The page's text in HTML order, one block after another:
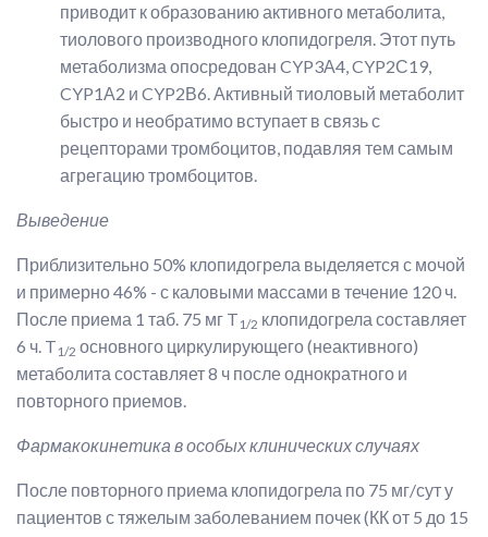
приводит к образованию активного метаболита,
тиолового производного клопидогреля. Этот путь
метаболизма опосредован CYP3А4, CYP2С19,
CYP1А2 и CYP2В6. Активный тиоловый метаболит
быстро и необратимо вступает в связь с
рецепторами тромбоцитов, подавляя тем самым
агрегацию тромбоцитов.
Выведение
Приблизительно 50% клопидогрела выделяется с мочой
и примерно 46% - с каловыми массами в течение 120 ч.
После приема 1 таб. 75 мг T1/2 клопидогрела составляет
6 ч. T1/2 основного циркулирующего (неактивного)
метаболита составляет 8 ч после однократного и
повторного приемов.
Фармакокинетика в особых клинических случаях
После повторного приема клопидогрела по 75 мг/сут у
пациентов с тяжелым заболеванием почек (КК от 5 до 15